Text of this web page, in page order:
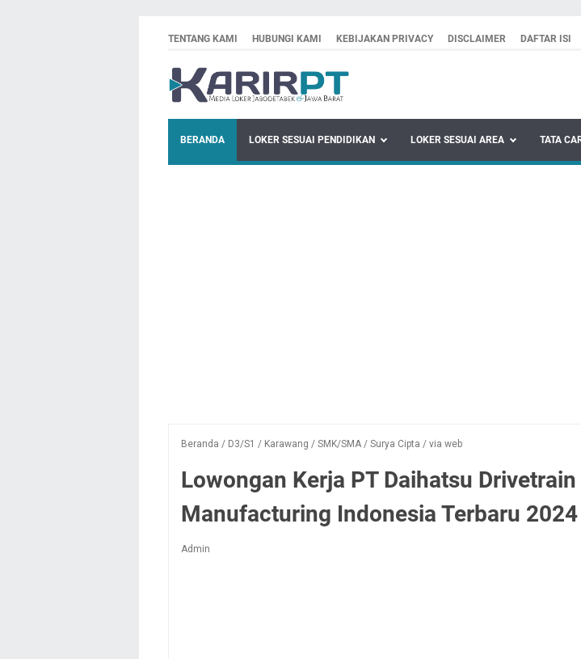
TENTANG KAMI HUBUNGI KAMI KEBIJAKAN PRIVACY DISCLAIMER DAFTAR ISI
BERANDA LOKER SESUAI PENDIDIKAN LOKER SESUAI AREA TATA
Beranda / D3/S1 / Karawang / SMK/SMA / Surya Cipta / via web
Lowongan Kerja PT Daihatsu Drivetrain
Manufacturing Indonesia Terbaru 2024
Admin